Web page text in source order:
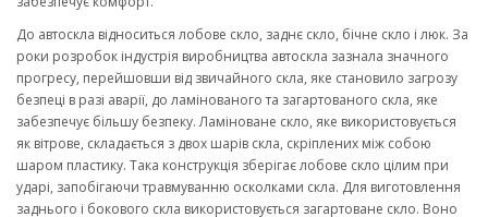
До автоскла відноситься лобове скло, заднє скло, бічне скло і люк. За
роки розробок індустрія виробництва автоскла зазнала значного
прогресу, перейшовши від звичайного скла, яке становило загрозу
безпеці в разі аварії, до ламінованого та загартованого скла, яке
забезпечує більшу безпеку. Ламіноване скло, яке використовується
як вітрове, складається з двох шарів скла, скріплених між собою
шаром пластику. Така конструкція зберігає лобове скло цілим при
ударі, запобігаючи травмуванню осколками скла. Для виготовлення
заднього і бокового скла використовується загартоване скло. Воно